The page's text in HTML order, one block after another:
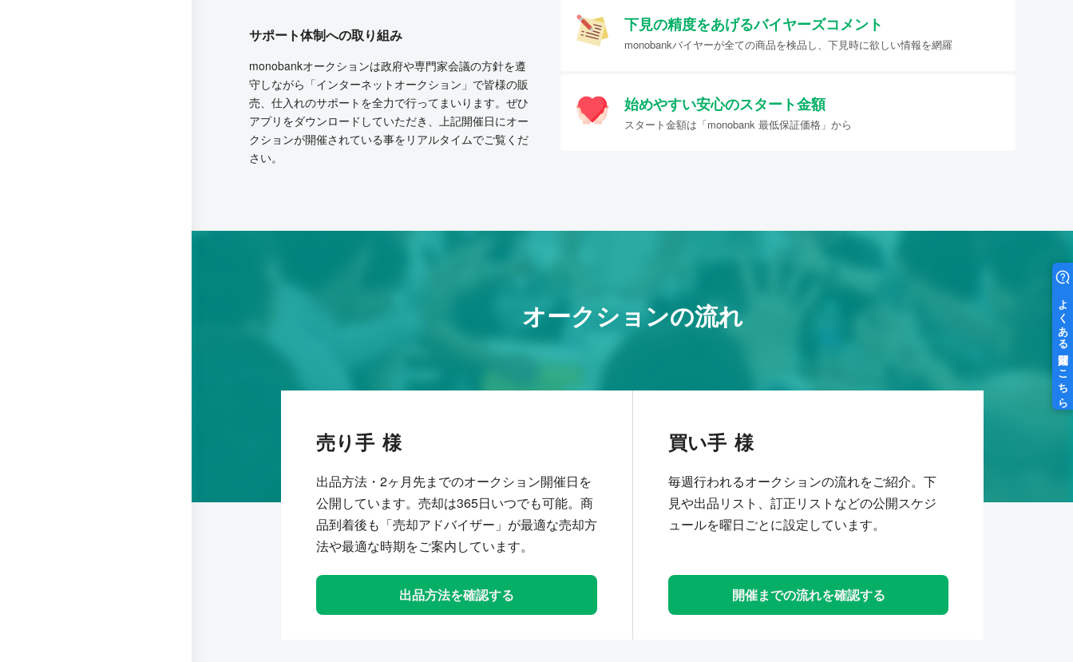
下見の精度をあげるバイヤーズコメント
monobankバイヤーが全ての商品を検品し、下見時に欲しい情報を網羅
始めやすい安心のスタート金額
スタート金額は「monobank 最低保証価格」から
サポート体制への取り組み
monobankオークションは政府や専門家会議の方針を遵
守しながら「インターネットオークション」で皆様の販
売、仕入れのサポートを全力で行ってまいります。ぜひ
アプリをダウンロードしていただき、上記開催日にオー
クションが開催されている事をリアルタイムでご覧くだ
さい。
オークションの流れ
売り手
出品方法・2ヶ月先までのオークション開催日を
公開しています。売却は365日いつでも可能。商
品到着後も「売却アドバイザー」が最適な売却方
法や最適な時期をご案内しています。
出品方法を確認する
買い手
毎週行われるオークションの流れをご紹介。下
見や出品リスト、訂正リストなどの公開スケジ
ュールを曜日ごとに設定しています。
開催までの流れを確認する